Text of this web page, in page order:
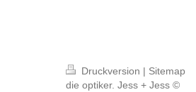
Druckversion | Sitemap
die optiker. Jess + Jess ©